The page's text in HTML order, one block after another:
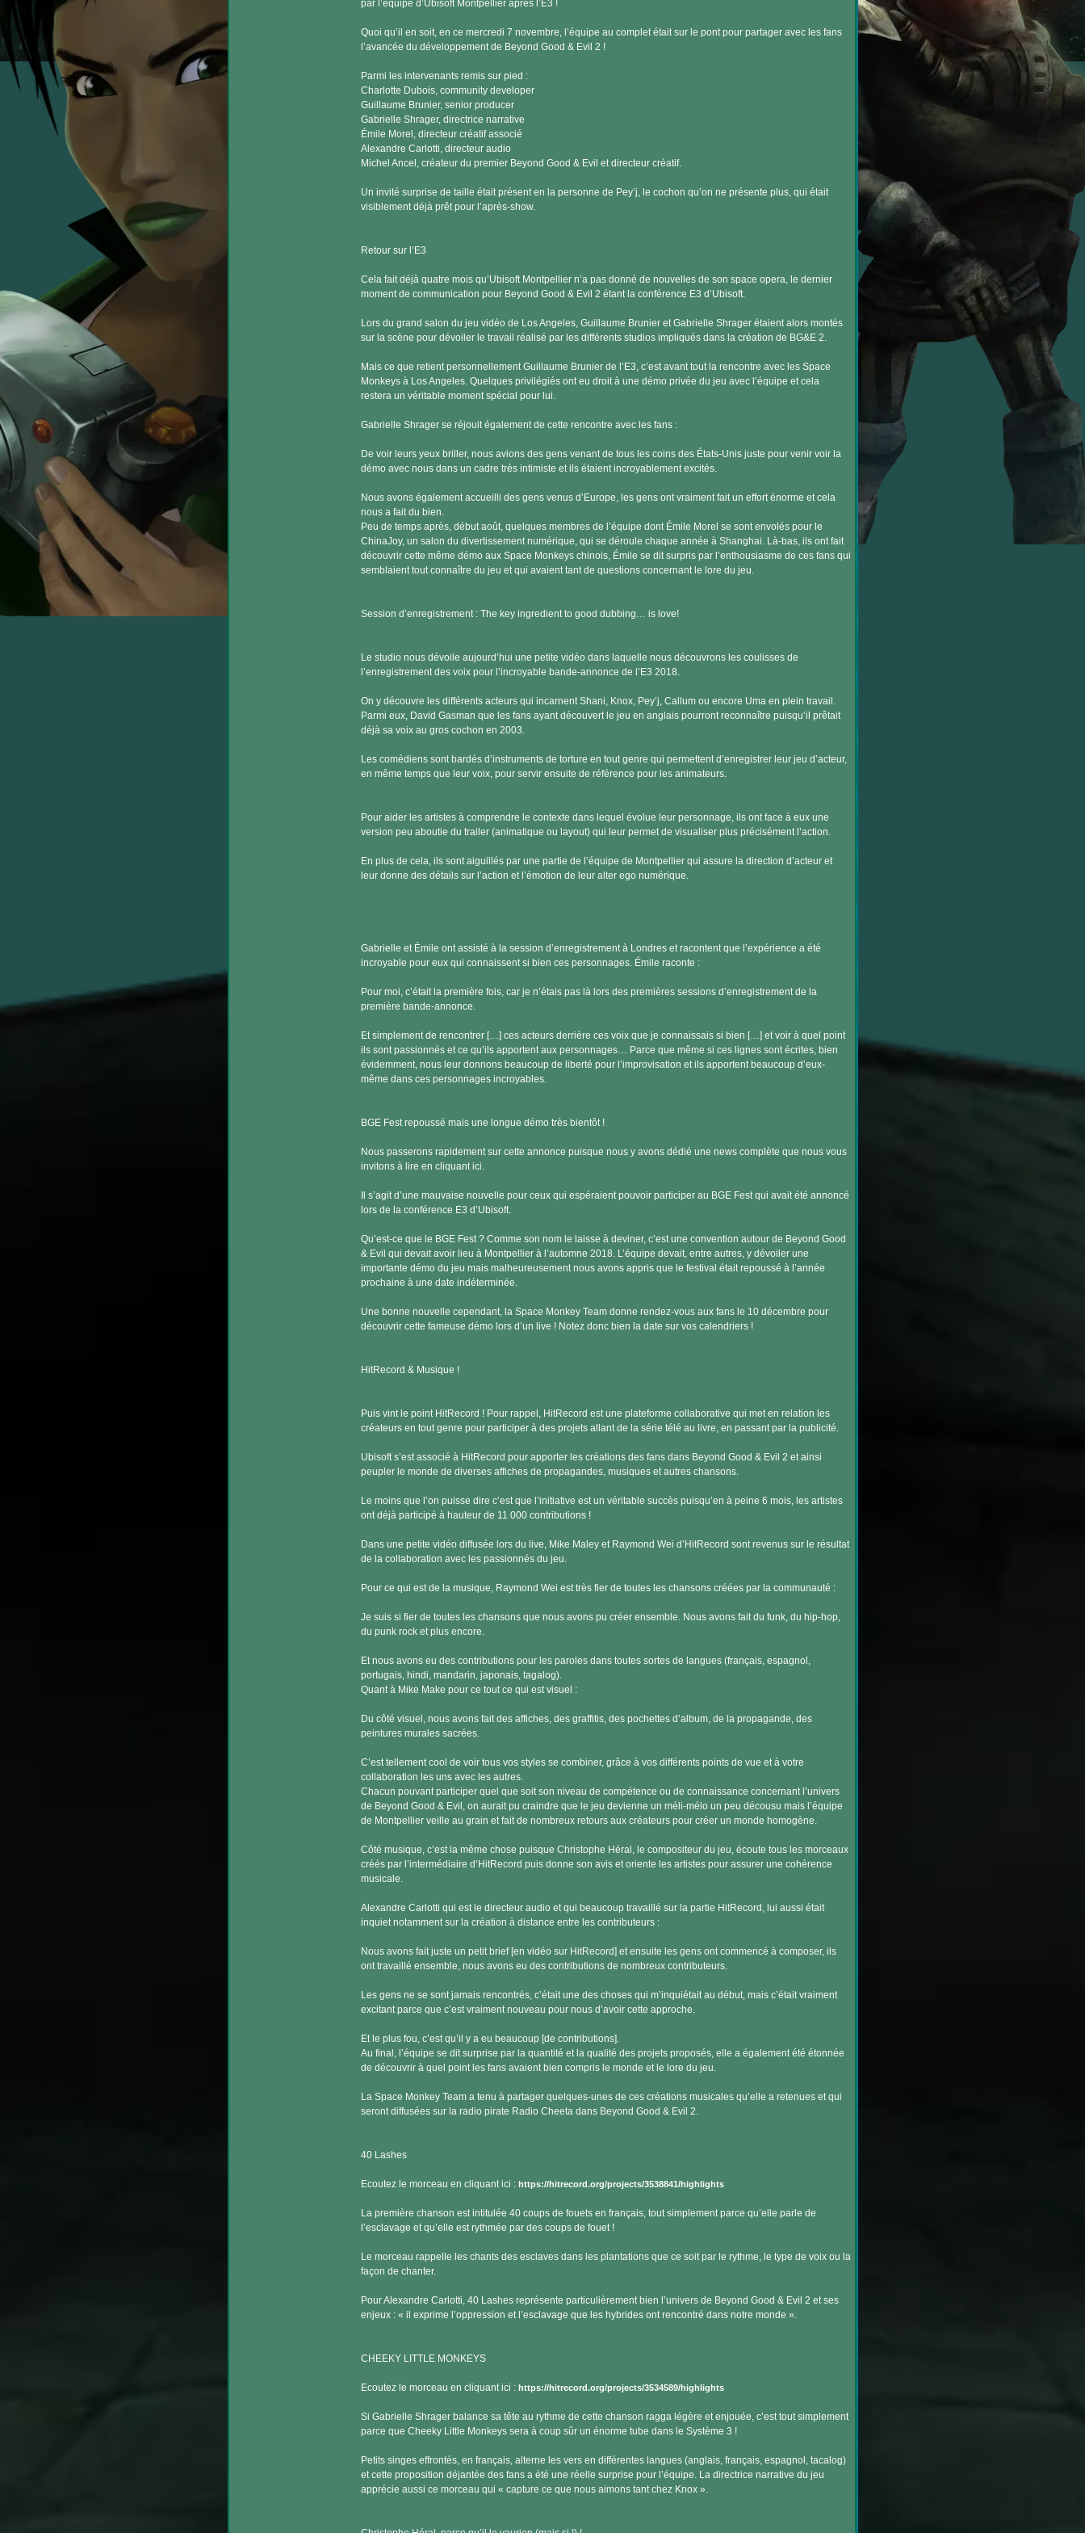
par l’équipe d’Ubisoft Montpellier après l’E3 !
Quoi qu’il en soit, en ce mercredi 7 novembre, l’équipe au complet était sur le pont pour partager avec les fans
l’avancée du développement de Beyond Good & Evil 2 !
Parmi les intervenants remis sur pied :
Charlotte Dubois, community developer
Guillaume Brunier, senior producer
Gabrielle Shrager, directrice narrative
Émile Morel, directeur créatif associé
Alexandre Carlotti, directeur audio
Michel Ancel, créateur du premier Beyond Good & Evil et directeur créatif.
Un invité surprise de taille était présent en la personne de Pey’j, le cochon qu’on ne présente plus, qui était
visiblement déjà prêt pour l’après-show.
Retour sur l’E3
Cela fait déjà quatre mois qu’Ubisoft Montpellier n’a pas donné de nouvelles de son space opera, le dernier
moment de communication pour Beyond Good & Evil 2 étant la conférence E3 d’Ubisoft.
Lors du grand salon du jeu vidéo de Los Angeles, Guillaume Brunier et Gabrielle Shrager étaient alors montés
sur la scène pour dévoiler le travail réalisé par les différents studios impliqués dans la création de BG&E 2.
Mais ce que retient personnellement Guillaume Brunier de l’E3, c’est avant tout la rencontre avec les Space
Monkeys à Los Angeles. Quelques privilégiés ont eu droit à une démo privée du jeu avec l’équipe et cela
restera un véritable moment spécial pour lui.
Gabrielle Shrager se réjouit également de cette rencontre avec les fans :
De voir leurs yeux briller, nous avions des gens venant de tous les coins des États-Unis juste pour venir voir la
démo avec nous dans un cadre très intimiste et ils étaient incroyablement excités.
Nous avons également accueilli des gens venus d’Europe, les gens ont vraiment fait un effort énorme et cela
nous a fait du bien.
Peu de temps après, début août, quelques membres de l’équipe dont Émile Morel se sont envolés pour le
ChinaJoy, un salon du divertissement numérique, qui se déroule chaque année à Shanghai. Là-bas, ils ont fait
découvrir cette même démo aux Space Monkeys chinois, Émile se dit surpris par l’enthousiasme de ces fans qui
semblaient tout connaître du jeu et qui avaient tant de questions concernant le lore du jeu.
Session d’enregistrement : The key ingredient to good dubbing… is love!
Le studio nous dévoile aujourd’hui une petite vidéo dans laquelle nous découvrons les coulisses de
l’enregistrement des voix pour l’incroyable bande-annonce de l’E3 2018.
On y découvre les différents acteurs qui incarnent Shani, Knox, Pey’j, Callum ou encore Uma en plein travail.
Parmi eux, David Gasman que les fans ayant découvert le jeu en anglais pourront reconnaître puisqu’il prêtait
déjà sa voix au gros cochon en 2003.
Les comédiens sont bardés d’instruments de torture en tout genre qui permettent d’enregistrer leur jeu d’acteur,
en même temps que leur voix, pour servir ensuite de référence pour les animateurs.
Pour aider les artistes à comprendre le contexte dans lequel évolue leur personnage, ils ont face à eux une
version peu aboutie du trailer (animatique ou layout) qui leur permet de visualiser plus précisément l’action.
En plus de cela, ils sont aiguillés par une partie de l’équipe de Montpellier qui assure la direction d’acteur et
leur donne des détails sur l’action et l’émotion de leur alter ego numérique.
Gabrielle et Émile ont assisté à la session d’enregistrement à Londres et racontent que l’expérience a été
incroyable pour eux qui connaissent si bien ces personnages. Émile raconte :
Pour moi, c’était la première fois, car je n’étais pas là lors des premières sessions d’enregistrement de la
première bande-annonce.
Et simplement de rencontrer […] ces acteurs derrière ces voix que je connaissais si bien […] et voir à quel point
ils sont passionnés et ce qu’ils apportent aux personnages… Parce que même si ces lignes sont écrites, bien
évidemment, nous leur donnons beaucoup de liberté pour l’improvisation et ils apportent beaucoup d’eux-
même dans ces personnages incroyables.
BGE Fest repoussé mais une longue démo très bientôt !
Nous passerons rapidement sur cette annonce puisque nous y avons dédié une news complète que nous vous
invitons à lire en cliquant ici.
Il s’agit d’une mauvaise nouvelle pour ceux qui espéraient pouvoir participer au BGE Fest qui avait été annoncé
lors de la conférence E3 d’Ubisoft.
Qu’est-ce que le BGE Fest ? Comme son nom le laisse à deviner, c’est une convention autour de Beyond Good
& Evil qui devait avoir lieu à Montpellier à l’automne 2018. L’équipe devait, entre autres, y dévoiler une
importante démo du jeu mais malheureusement nous avons appris que le festival était repoussé à l’année
prochaine à une date indéterminée.
Une bonne nouvelle cependant, la Space Monkey Team donne rendez-vous aux fans le 10 décembre pour
découvrir cette fameuse démo lors d’un live ! Notez donc bien la date sur vos calendriers !
HitRecord & Musique !
Puis vint le point HitRecord ! Pour rappel, HitRecord est une plateforme collaborative qui met en relation les
créateurs en tout genre pour participer à des projets allant de la série télé au livre, en passant par la publicité.
Ubisoft s’est associé à HitRecord pour apporter les créations des fans dans Beyond Good & Evil 2 et ainsi
peupler le monde de diverses affiches de propagandes, musiques et autres chansons.
Le moins que l’on puisse dire c’est que l’initiative est un véritable succès puisqu’en à peine 6 mois, les artistes
ont déjà participé à hauteur de 11 000 contributions !
Dans une petite vidéo diffusée lors du live, Mike Maley et Raymond Wei d’HitRecord sont revenus sur le résultat
de la collaboration avec les passionnés du jeu.
Pour ce qui est de la musique, Raymond Wei est très fier de toutes les chansons créées par la communauté :
Je suis si fier de toutes les chansons que nous avons pu créer ensemble. Nous avons fait du funk, du hip-hop,
du punk rock et plus encore.
Et nous avons eu des contributions pour les paroles dans toutes sortes de langues (français, espagnol,
portugais, hindi, mandarin, japonais, tagalog).
Quant à Mike Make pour ce tout ce qui est visuel :
Du côté visuel, nous avons fait des affiches, des graffitis, des pochettes d’album, de la propagande, des
peintures murales sacrées.
C’est tellement cool de voir tous vos styles se combiner, grâce à vos différents points de vue et à votre
collaboration les uns avec les autres.
Chacun pouvant participer quel que soit son niveau de compétence ou de connaissance concernant l’univers
de Beyond Good & Evil, on aurait pu craindre que le jeu devienne un méli-mélo un peu décousu mais l’équipe
de Montpellier veille au grain et fait de nombreux retours aux créateurs pour créer un monde homogène.
Côté musique, c’est la même chose puisque Christophe Héral, le compositeur du jeu, écoute tous les morceaux
créés par l’intermédiaire d’HitRecord puis donne son avis et oriente les artistes pour assurer une cohérence
musicale.
Alexandre Carlotti qui est le directeur audio et qui beaucoup travaillé sur la partie HitRecord, lui aussi était
inquiet notamment sur la création à distance entre les contributeurs :
Nous avons fait juste un petit brief [en vidéo sur HitRecord] et ensuite les gens ont commencé à composer, ils
ont travaillé ensemble, nous avons eu des contributions de nombreux contributeurs.
Les gens ne se sont jamais rencontrés, c’était une des choses qui m’inquiétait au début, mais c’était vraiment
excitant parce que c’est vraiment nouveau pour nous d’avoir cette approche.
Et le plus fou, c’est qu’il y a eu beaucoup [de contributions].
Au final, l’équipe se dit surprise par la quantité et la qualité des projets proposés, elle a également été étonnée
de découvrir à quel point les fans avaient bien compris le monde et le lore du jeu.
La Space Monkey Team a tenu à partager quelques-unes de ces créations musicales qu’elle a retenues et qui
seront diffusées sur la radio pirate Radio Cheeta dans Beyond Good & Evil 2.
40 Lashes
Ecoutez le morceau en cliquant ici : https://hitrecord.org/projects/3538841/highlights
La première chanson est intitulée 40 coups de fouets en français, tout simplement parce qu’elle parle de
l’esclavage et qu’elle est rythmée par des coups de fouet !
Le morceau rappelle les chants des esclaves dans les plantations que ce soit par le rythme, le type de voix ou la
façon de chanter.
Pour Alexandre Carlotti, 40 Lashes représente particulièrement bien l’univers de Beyond Good & Evil 2 et ses
enjeux : « il exprime l’oppression et l’esclavage que les hybrides ont rencontré dans notre monde ».
CHEEKY LITTLE MONKEYS
Ecoutez le morceau en cliquant ici : https://hitrecord.org/projects/3534589/highlights
Si Gabrielle Shrager balance sa tête au rythme de cette chanson ragga légère et enjouée, c’est tout simplement
parce que Cheeky Little Monkeys sera à coup sûr un énorme tube dans le Système 3 !
Petits singes effrontés, en français, alterne les vers en différentes langues (anglais, français, espagnol, tacalog)
et cette proposition déjantée des fans a été une réelle surprise pour l’équipe. La directrice narrative du jeu
apprécie aussi ce morceau qui « capture ce que nous aimons tant chez Knox ».